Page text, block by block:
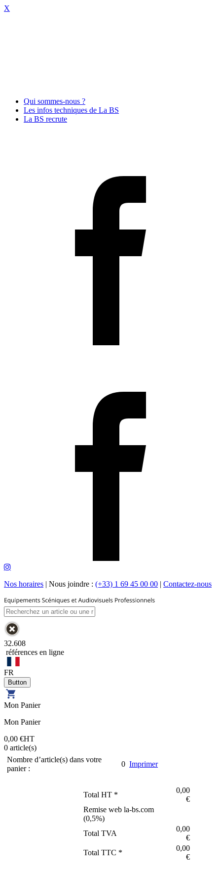
X
Qui sommes-nous ?
Les infos techniques de La BS
La BS recrute
Nos horaires | Nous joindre : (+33) 1 69 45 00 00 | Contactez-nous
32.608
références en ligne
FR
Mon Panier
Mon Panier
0,00 €HT
0 article(s)
Nombre d’article(s) dans votre
panier :
0 Imprimer
Total HT *
0,00
€
Remise web la-bs.com
(0,5%)
Total TVA
0,00
€
Total TTC *
0,00
€